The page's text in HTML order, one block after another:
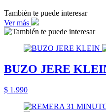
También te puede interesar
Ver más
BUZO JERE
$ 1.990